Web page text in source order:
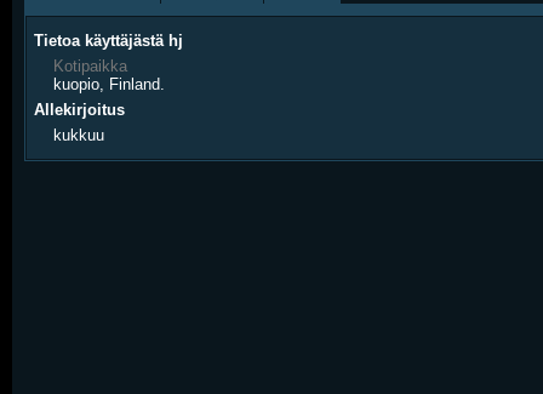
Tietoa käyttäjästä hj
Kotipaikka
kuopio, Finland.
Allekirjoitus
kukkuu